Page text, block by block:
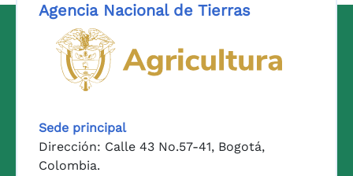
Agencia Nacional de Tierras
Sede principal
Dirección: Calle 43 No.57-41, Bogotá,
Colombia.